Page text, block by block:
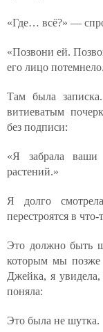
«Где… всё?» —
«Позвони ей.
его лицо потемнело.
Там была
витиеватым
без подписи:
«Я забрала
растений.»
Я долго
перестроятся в
Это должно быть
которым мы позже
Джейка, я
поняла:
Это была не шутка.